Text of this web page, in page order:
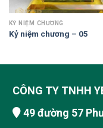
KỶ NIỆM CHƯƠNG
Kỷ niệm chương – 05
CÔNG TY TNHH
49 đường 57